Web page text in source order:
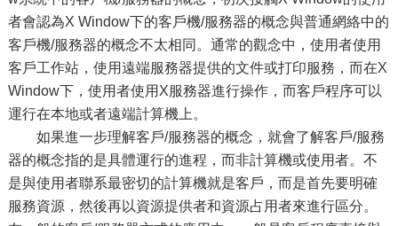
者會認為X Window下的客戶機/服務器的概念與普通網絡中的
客戶機/服務器的概念不太相同。通常的觀念中，使用者使用
客戶工作站，使用遠端服務器提供的文件或打印服務，而在X
Window下，使用者使用X服務器進行操作，而客戶程序可以
運行在本地或者遠端計算機上。
如果進一步理解客戶/服務器的概念，就會了解客戶/服務
器的概念指的是具體運行的進程，而非計算機或使用者。不
是與使用者聯系最密切的計算機就是客戶，而是首先要明確
服務資源，然後再以資源提供者和資源占用者來進行區分。